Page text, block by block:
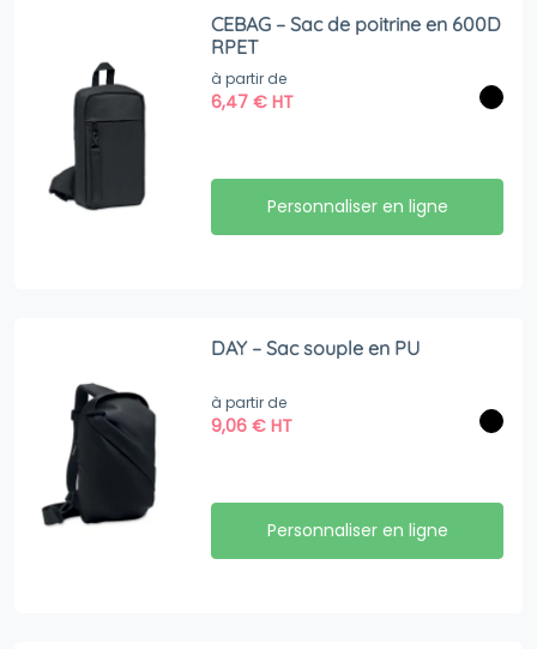
CEBAG – Sac de poitrine en 600D
RPET
à partir de
6,47€ HT
Personnaliser en ligne
DAY – Sac souple en PU
à partir de
9,06€ HT
Personnaliser en ligne